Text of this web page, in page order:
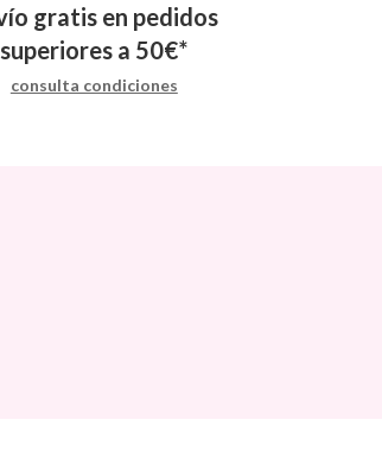
gratis en pedidos
superiores a 50€*
consulta condiciones